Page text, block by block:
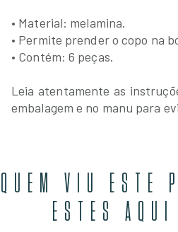
• Material: melamina.
• Permite prender o copo na
• Contém: 6 peças.
Leia atentamente as
embalagem e no manu para
QUEM VIU ESTE
ESTES AQUI